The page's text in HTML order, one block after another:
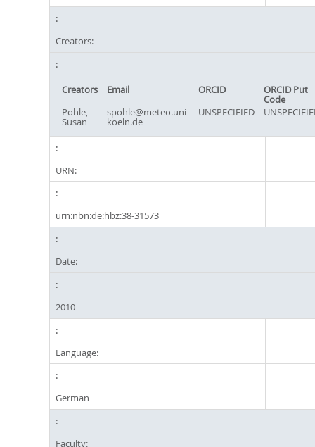
Creators:
Creators Email ORCID ORCID Put
Code
Pohle,
Susan
spohle@meteo.uni-
koeln.de
UNSPECIFIED
URN:
urn:nbn:de:hbz:38-31573
Date:
2010
Language:
German
Faculty: